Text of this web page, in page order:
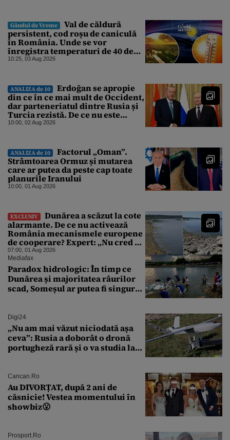
abătut o cupolă de foc”
Gândul de Vreme
Val de căldură
persistent, cod roșu de caniculă
în România. Unde se vor
înregistra temperaturi de 40 de
grade, potrivit ANM
10:25, 03 Aug 2026
ANALIZA de 10
Erdoğan se apropie
din ce în ce mai mult de Occident,
dar parteneriatul dintre Rusia și
Turcia rezistă. De ce nu este
Moscova îngrijorată de
10:00, 02 Aug 2026
ANALIZA de 10
Factorul „Oman”.
Strâmtoarea Ormuz și mutarea
care ar putea da peste cap toate
planurile Iranului
10:00, 01 Aug 2026
EXCLUSIV
Dunărea a scăzut la cote
alarmante. De ce nu activează
România mecanismele europene
de cooperare? Expert: „Nu cred că
a sta și a aștepta ploaia reprezintă
o strategie viabilă”
07:00, 01 Aug 2026
Mediafax
Paradox hidrologic: În timp ce
Dunărea și majoritatea râurilor
scad, Someșul ar putea fi singurul
Digi24
„Nu am mai văzut niciodată așa
ceva”: Rusia a doborât o dronă
portugheză rară și o va studia la
Cancan.ro
Au DIVORȚAT, după 2 ani de
căsnicie! Vestea momentului în
showbiz😮
Prosport.ro